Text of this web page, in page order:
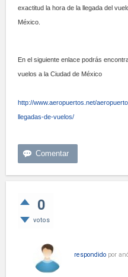
exactitud la hora de la llegada del
México.
En el siguiente enlace podrás
vuelos a la Ciudad de México
http://www.aeropuertos.net/
llegadas-de-vuelos/
0
votos
respondido por